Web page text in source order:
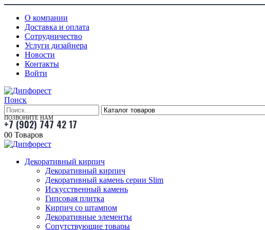
О компании
Доставка и оплата
Сотрудничество
Услуги дизайнера
Новости
Контакты
Войти
Поиск
ПОЗВОНИТЕ НАМ
+7 (902) 747 42 17
00 Товаров
Декоративный кирпич
Декоративный кирпич
Декоративный камень серии Slim
Искусственный камень
Гипсовая плитка
Кирпич со штампом
Декоративные элементы
Сопутствующие товары